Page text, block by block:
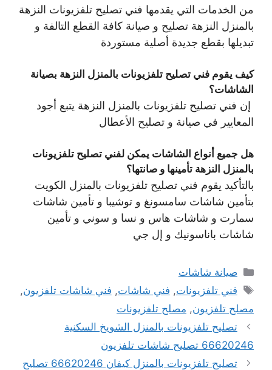
من الخدمات التي يقدمها فني تصليح تلفزيونات النزهة
بالمنزل النزهة تصليح و صيانة كافة القطع التالفة و
تبديلها بقطع جديدة أصلية مستوردة
كيف يقوم فني تصليح تلفزيونات بالمنزل النزهة بصيانة
الشاشات؟
إن فني تصليح تلفزيونات بالمنزل النزهة يتبع أجود
المعايير في صيانة و تصليح الأعطال
هل جميع أنواع الشاشات يمكن لفني تصليح تلفزيونات
بالمنزل النزهة تأمينها و صانتها؟
بالتأكيد يقوم فني تصليح تلفزيونات بالمنزل الكويت
بتأمين شاشات سامسونغ و توشيبا و تأمين شاشات
سمارت و شاشات هاس و نسا و سوني و تأمين
شاشات باناسونيك و إل جي
التصنيفات
صيانة شاشات
الوسوم
فني تلفزيونات, فني شاشات, فني شاشات تلفزيون,
مصلح تلفزيون, مصلح تلفزيونات
تصليح تلفزيونات بالمنزل الشويخ السكنية
66620246 تصليح شاشات تلفزيون
تصليح تلفزيونات بالمنزل كيفان 66620246 تصليح